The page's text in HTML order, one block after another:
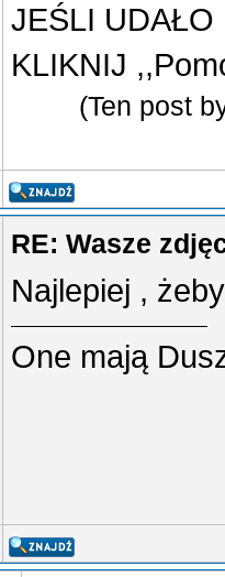
JEŚLI UDAŁO
KLIKNIJ
(Ten post
RE: Wasze
Najlepiej ,
One mają